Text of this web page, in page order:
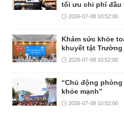
tối ưu chi phí đầu
2026-07-08 10:52:00
Khám sức khỏe
khuyết tật
2026-07-08 10:52:00
“Chủ động phòng
khỏe mạnh”
2026-07-08 10:52:00